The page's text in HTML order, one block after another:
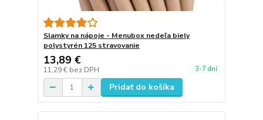
Slamky na nápoje - Menubox nedeľa biely
polystyrén 125 stravovanie
13,89 €
11,29 € bez DPH 3-7 dní
Pridať do košíka